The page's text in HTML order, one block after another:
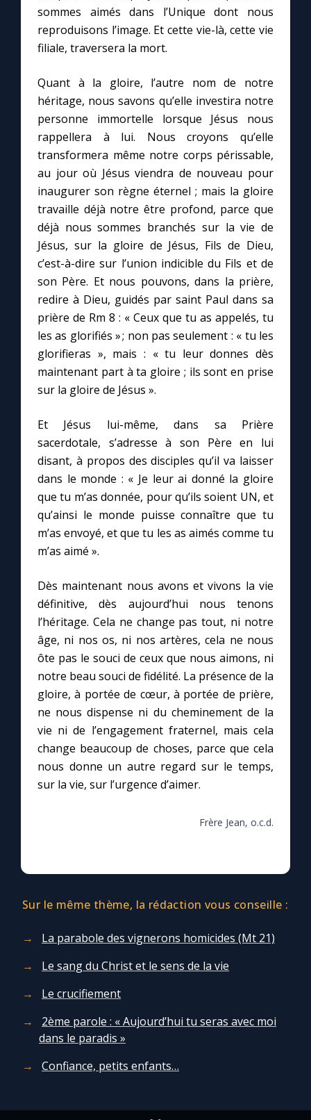
sommes aimés dans l’Unique dont nous
reproduisons l’image. Et cette vie-là, cette vie
filiale, traversera la mort.
Quant à la gloire, l’autre nom de notre
héritage, nous savons qu’elle investira notre
personne immortelle lorsque Jésus nous
rappellera à lui. Nous croyons qu’elle
transformera même notre corps périssable,
au jour où Jésus viendra de nouveau pour
inaugurer son règne éternel ; mais la gloire
travaille déjà notre être profond, parce que
déjà nous sommes branchés sur la vie de
Jésus, sur la gloire de Jésus, Fils de Dieu,
c’est-à-dire sur l’union indicible du Fils et de
son Père. Et nous pouvons, dans la prière,
redire à Dieu, guidés par saint Paul dans sa
prière de Rm 8 : « Ceux que tu as appelés, tu
les as glorifiés » ; non pas seulement : « tu les
glorifieras », mais : « tu leur donnes dès
maintenant part à ta gloire ; ils sont en prise
sur la gloire de Jésus ».
Et Jésus lui-même, dans sa Prière
sacerdotale, s’adresse à son Père en lui
disant, à propos des disciples qu’il va laisser
dans le monde : « Je leur ai donné la gloire
que tu m’as donnée, pour qu’ils soient UN, et
qu’ainsi le monde puisse connaître que tu
m’as envoyé, et que tu les as aimés comme tu
m’as aimé ».
Dès maintenant nous avons et vivons la vie
définitive, dès aujourd’hui nous tenons
l’héritage. Cela ne change pas tout, ni notre
âge, ni nos os, ni nos artères, cela ne nous
ôte pas le souci de ceux que nous aimons, ni
notre beau souci de fidélité. La présence de la
gloire, à portée de cœur, à portée de prière,
ne nous dispense ni du cheminement de la
vie ni de l’engagement fraternel, mais cela
change beaucoup de choses, parce que cela
nous donne un autre regard sur le temps,
sur la vie, sur l’urgence d’aimer.
Frère Jean, o.c.d.
Sur le même thème, la rédaction vous conseille :
La parabole des vignerons homicides (Mt 21)
Le sang du Christ et le sens de la vie
Le crucifiement
2ème parole : « Aujourd’hui tu seras avec moi
dans le paradis »
Confiance, petits enfants…